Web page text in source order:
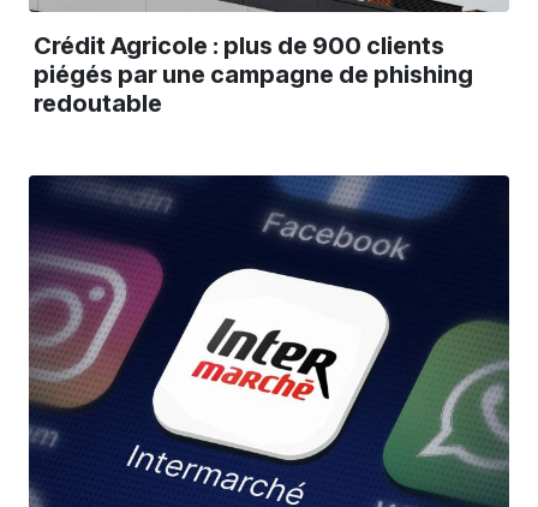
Crédit Agricole : plus de 900 clients
piégés par une campagne de phishing
redoutable